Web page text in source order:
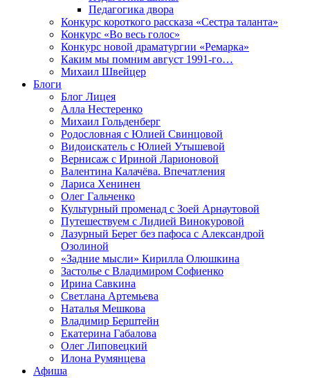
Педагогика двора
Конкурс короткого рассказа «Сестра таланта»
Конкурс «Во весь голос»
Конкурс новой драматургии «Ремарка»
Каким мы помним август 1991-го…
Михаил Швейцер
Блоги
Блог Лицея
Алла Нестеренко
Михаил Гольденберг
Родословная с Юлией Свинцовой
Видоискатель с Юлией Утышевой
Вернисаж с Ириной Ларионовой
Валентина Калачёва. Впечатления
Лариса Хенинен
Олег Гальченко
Культурный променад с Зоей Арнаутовой
Путешествуем с Лидией Винокуровой
Лазурный Берег без пафоса с Александрой
Озолиной
«Задние мысли» Кирилла Олюшкина
Застолье с Владимиром Софиенко
Ирина Савкина
Светлана Артемьева
Наталья Мешкова
Владимир Берштейн
Екатерина Габалова
Олег Липовецкий
Илона Румянцева
Афиша